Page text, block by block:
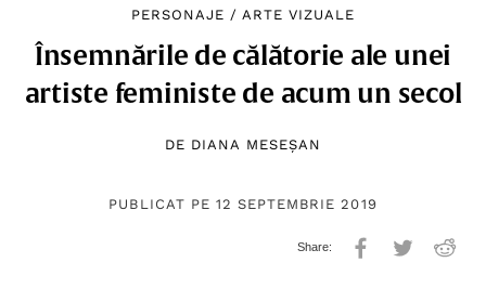
PERSONAJE / ARTE VIZUALE
Însemnările de călătorie ale unei
artiste feministe de acum un secol
DE DIANA MESEȘAN
PUBLICAT PE 12 SEPTEMBRIE 2019